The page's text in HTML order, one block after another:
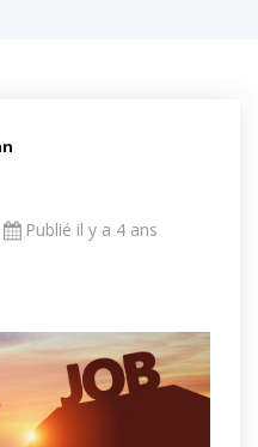
Publié il y a 4 ans